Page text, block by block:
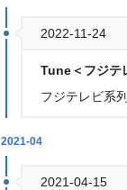
2022-11-24
Tune＜フジテ
フジテレビ系
2021-04
2021-04-15